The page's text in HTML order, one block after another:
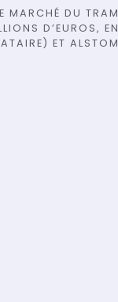
MARCHÉ DU TRAM
D’EUROS, EN
ET ALSTOM